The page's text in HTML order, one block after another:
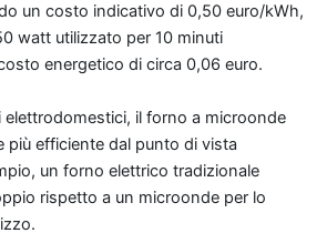
un costo indicativo di 0,50 euro/kWh,
watt utilizzato per 10 minuti
energetico di circa 0,06 euro.
il forno a microonde
più efficiente dal punto di vista
un forno elettrico tradizionale
rispetto a un microonde per lo